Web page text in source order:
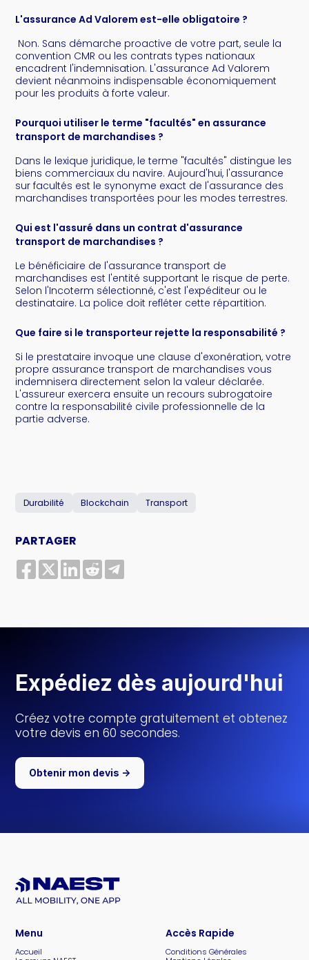
PARTAGER
L'assurance Ad Valorem est-elle obligatoire ?
Non. Sans démarche proactive de votre part, seule la
convention CMR ou les contrats types nationaux
encadrent l'indemnisation. L'assurance Ad Valorem
devient néanmoins indispensable économiquement
pour les produits à forte valeur.
Pourquoi utiliser le terme "facultés" en assurance
transport de marchandises ?
Dans le lexique juridique, le terme "facultés" distingue les
biens commerciaux du navire. Aujourd'hui, l'assurance
sur facultés est le synonyme exact de l'assurance des
marchandises transportées pour les modes terrestres.
Qui est l'assuré dans un contrat d'assurance
transport de marchandises ?
Le bénéficiaire de l'assurance transport de
marchandises est l'entité supportant le risque de perte.
Selon l'Incoterm sélectionné, c'est l'expéditeur ou le
destinataire. La police doit refléter cette répartition.
Que faire si le transporteur rejette la responsabilité ?
Si le prestataire invoque une clause d'exonération, votre
propre assurance transport de marchandises vous
indemnisera directement selon la valeur déclarée.
L'assureur exercera ensuite un recours subrogatoire
contre la responsabilité civile professionnelle de la
partie adverse.
Durabilité Blockchain Transport
Expédiez dès aujourd'hui
Créez votre compte gratuitement et obtenez
votre devis en 60 secondes.
Obtenir mon devis ->
Menu
Accueil
Accès Rapide
Conditions Générales